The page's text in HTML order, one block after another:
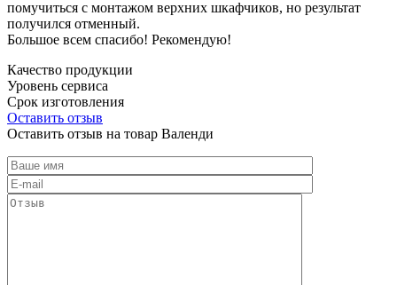
помучиться с монтажом верхних шкафчиков, но результат
получился отменный.
Большое всем спасибо! Рекомендую!
Качество продукции
Уровень сервиса
Срок изготовления
Оставить отзыв
Оставить отзыв на товар Валенди